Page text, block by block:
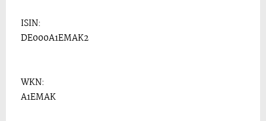
ISIN:
DE000A1EMAK2
WKN:
A1EMAK